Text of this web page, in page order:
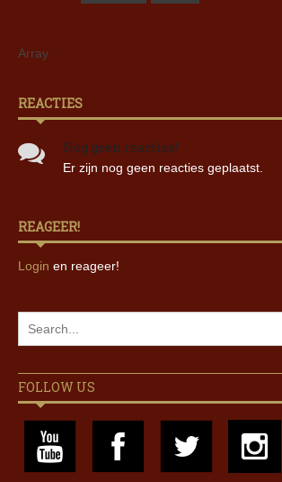
Array
REACTIES
Nog geen reacties!
Er zijn nog geen reacties geplaatst.
REAGEER!
Login en reageer!
FOLLOW US